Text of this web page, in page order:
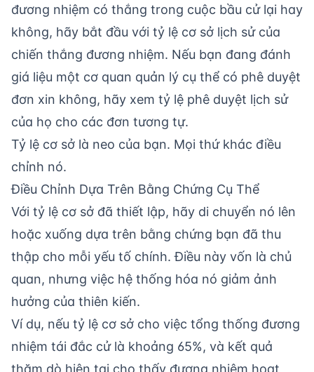
đương nhiệm có thắng trong cuộc bầu cử lại hay
không, hãy bắt đầu với tỷ lệ cơ sở lịch sử của
chiến thắng đương nhiệm. Nếu bạn đang đánh
giá liệu một cơ quan quản lý cụ thể có phê duyệt
đơn xin không, hãy xem tỷ lệ phê duyệt lịch sử
của họ cho các đơn tương tự.
Tỷ lệ cơ sở là neo của bạn. Mọi thứ khác điều
chỉnh nó.
Điều Chỉnh Dựa Trên Bằng Chứng Cụ Thể
Với tỷ lệ cơ sở đã thiết lập, hãy di chuyển nó lên
hoặc xuống dựa trên bằng chứng bạn đã thu
thập cho mỗi yếu tố chính. Điều này vốn là chủ
quan, nhưng việc hệ thống hóa nó giảm ảnh
hưởng của thiên kiến.
Ví dụ, nếu tỷ lệ cơ sở cho việc tổng thống đương
nhiệm tái đắc cử là khoảng 65%, và kết quả
thăm dò hiện tại cho thấy đương nhiệm hoạt